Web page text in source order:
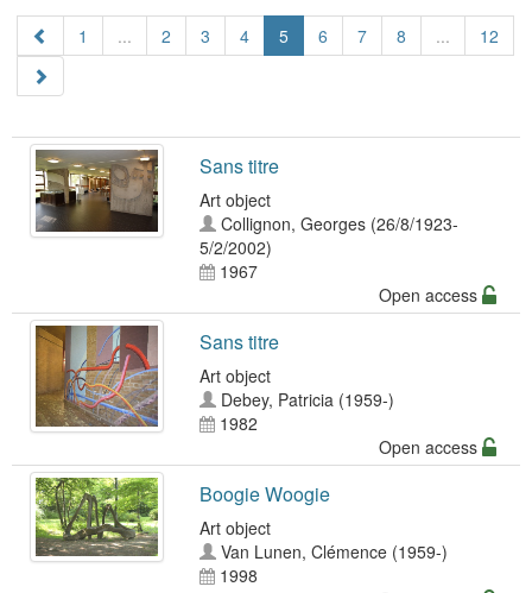
1 ... 2 3 4 5 6 7 8 ... 12
Sans titre
Art object
Collignon, Georges (26/8/1923-
5/2/2002)
1967
Open access
Sans titre
Art object
Debey, Patricia (1959-)
1982
Open access
Boogie Woogie
Art object
Van Lunen, Clémence (1959-)
1998